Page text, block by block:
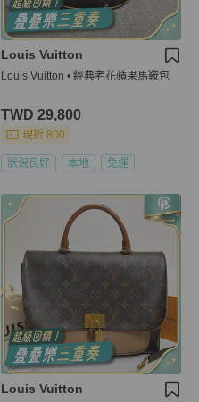
Louis Vuitton
Louis Vuitton • 經典老花蘋果馬鞍包
TWD 29,800
現折 800
狀況良好 本地 免運
Louis Vuitton